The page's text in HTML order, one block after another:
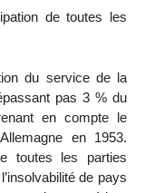
de toutes les
du service de la
pas 3 % du
en compte le
en 1953.
toutes les parties
de pays